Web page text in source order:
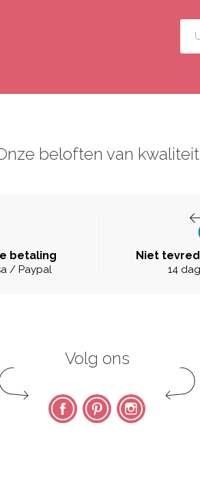
beloften van kwaliteit
betaling
/ Paypal
Niet
14
Volg ons
FacebookPinterest Instagram